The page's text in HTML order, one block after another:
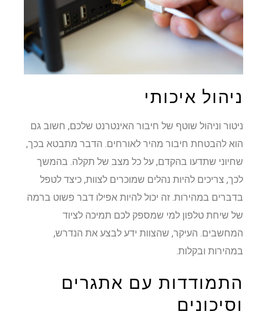
ניהול איכותי
ניטור וניהול שוטף של חיבור האינטרנט שלכם, חשוב גם
הוא להבטחת חיבור מהיר לאורחים. הדבר מתבטא בכך,
שחיוני שתדעו בהקדם, על כל מצב של תקלה. בהמשך
לכך, צריכים להיות נהלים שמוכרים לצוות, כיצד לטפל
בדברים במהירות. זה יכול להיות אפילו דבר פשוט ברמה
של שיחת טלפון למי שמספק לכם תמיכה לציוד
המחשבים. העיקר, שהצוות ידע לבצע את הנדרש,
במהירות ובקלות.
התמודדות עם אתגרים
וסיכונים